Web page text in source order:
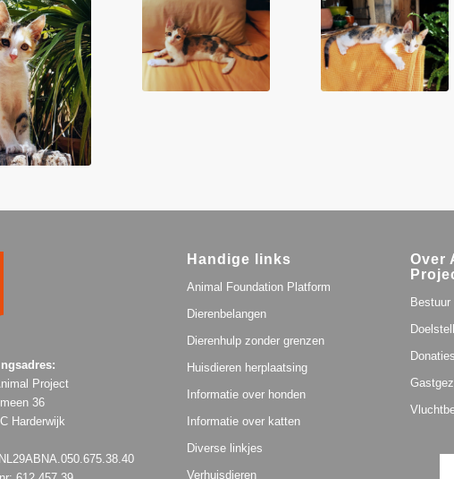
Project
36
Harderwijk
Handige links
Animal Foundation Platform
Dierenbelangen
Dierenhulp zonder grenzen
Huisdieren herplaatsing
Informatie over honden
Informatie over katten
Diverse linkjes
Verhuisdieren
Over
Bestuur
Donaties